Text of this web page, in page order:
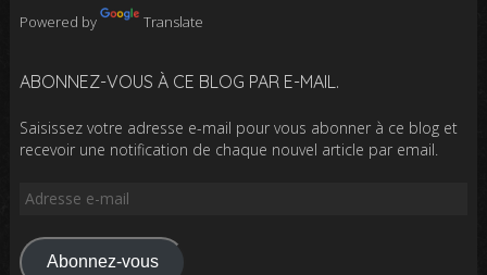
Powered by Translate
ABONNEZ-VOUS À CE BLOG PAR E-MAIL.
Saisissez votre adresse e-mail pour vous abonner à ce blog et
recevoir une notification de chaque nouvel article par email.
Adresse
mail
Abonnez-vous